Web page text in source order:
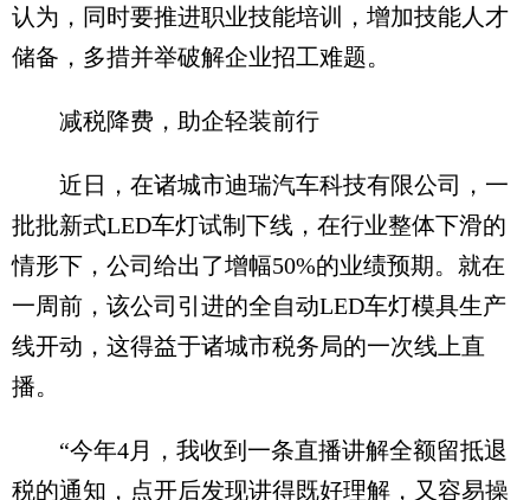
认为，同时要推进职业技能培训，增加技能人才
储备，多措并举破解企业招工难题。
减税降费，助企轻装前行
近日，在诸城市迪瑞汽车科技有限公司，一
批批新式LED车灯试制下线，在行业整体下滑的
情形下，公司给出了增幅50%的业绩预期。就在
一周前，该公司引进的全自动LED车灯模具生产
线开动，这得益于诸城市税务局的一次线上直
播。
“今年4月，我收到一条直播讲解全额留抵退
税的通知，点开后发现讲得既好理解，又容易操